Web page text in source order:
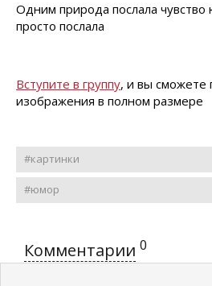
Одним природа послала чувство
просто послала
Вступите в группу, и вы сможете
изображения в полном размере
#картинки
#юмор
Комментарии 0